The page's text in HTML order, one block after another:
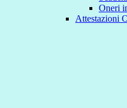
Oneri
Attestazioni